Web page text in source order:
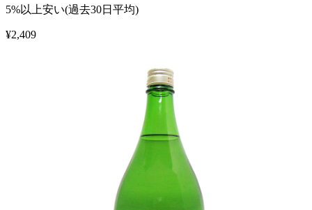
5%以上安い(過去30日平均)
¥2,409